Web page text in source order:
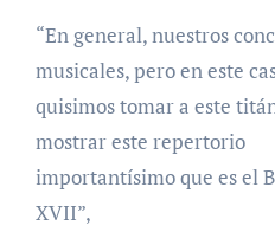
“En general, nuestros
musicales, pero en este
quisimos tomar a este
mostrar este repertorio
importantísimo que es el
XVII”,